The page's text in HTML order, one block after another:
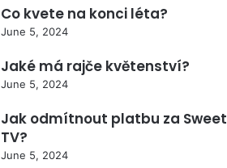
Co kvete na konci léta?
June 5, 2024
Jaké má rajče květenství?
June 5, 2024
Jak odmítnout platbu za Sweet
TV?
June 5, 2024